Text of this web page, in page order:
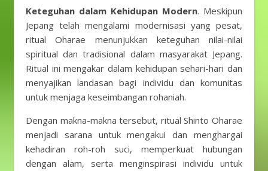
Keteguhan dalam Kehidupan Modern. Meskipun
Jepang telah mengalami modernisasi yang pesat,
ritual Oharae menunjukkan keteguhan nilai-nilai
spiritual dan tradisional dalam masyarakat Jepang.
Ritual ini mengakar dalam kehidupan sehari-hari dan
menyajikan landasan bagi individu dan komunitas
untuk menjaga keseimbangan rohaniah.
Dengan makna-makna tersebut, ritual Shinto Oharae
menjadi sarana untuk mengakui dan menghargai
kehadiran roh-roh suci, memperkuat hubungan
dengan alam, serta menginspirasi individu untuk